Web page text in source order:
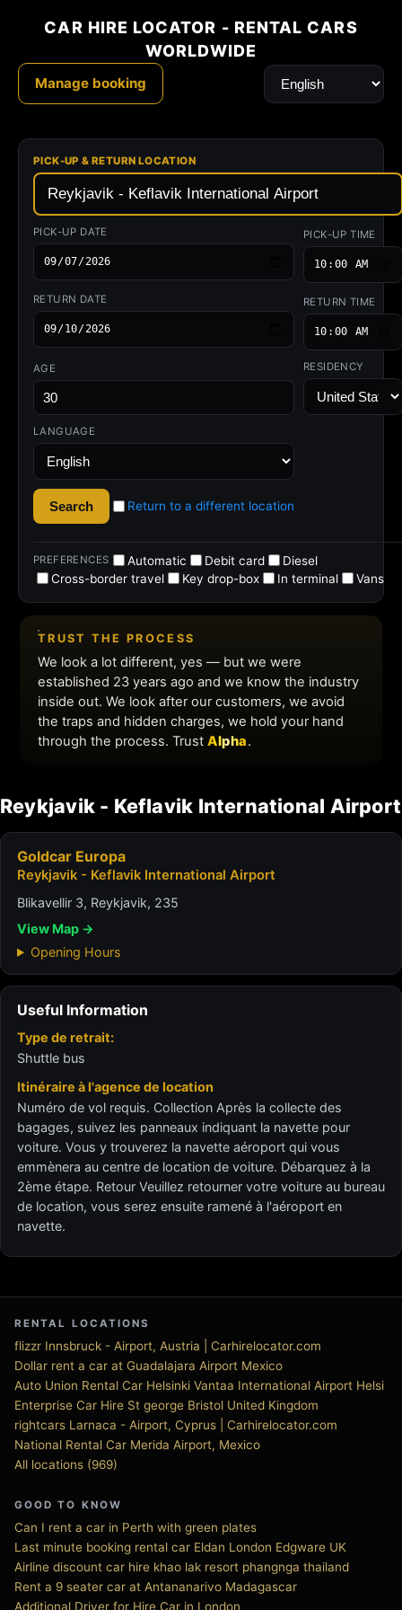
Reykjavik - Keflavik International Airport
Goldcar Europa
Reykjavik - Keflavik International Airport
Blikavellir 3, Reykjavik, 235
View Map →
Opening Hours
Useful Information
Type de retrait:
Shuttle bus
Itinéraire à l'agence de location
Numéro de vol requis. Collection Après la collecte des
bagages, suivez les panneaux indiquant la navette pour
voiture. Vous y trouverez la navette aéroport qui vous
emmènera au centre de location de voiture. Débarquez à la
2ème étape. Retour Veuillez retourner votre voiture au bureau
de location, vous serez ensuite ramené à l'aéroport en
navette.
RENTAL LOCATIONS
flizzr Innsbruck - Airport, Austria | Carhirelocator.com
Dollar rent a car at Guadalajara Airport Mexico
Auto Union Rental Car Helsinki Vantaa International Airport Helsi
Enterprise Car Hire St george Bristol United Kingdom
rightcars Larnaca - Airport, Cyprus | Carhirelocator.com
National Rental Car Merida Airport, Mexico
All locations (969)
GOOD TO KNOW
Can I rent a car in Perth with green plates
Last minute booking rental car Eldan London Edgware UK
Airline discount car hire khao lak resort phangnga thailand
Rent a 9 seater car at Antananarivo Madagascar
Additional Driver for Hire Car in London